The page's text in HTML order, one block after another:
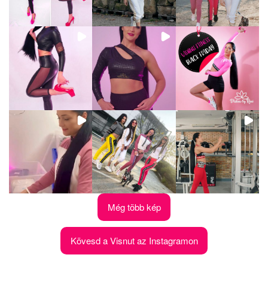
Még több kép
Kövesd a Visnut az Instagramon